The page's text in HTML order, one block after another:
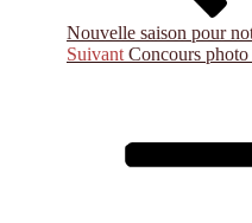
Nouvelle saison pour
Article
Suivant Concours